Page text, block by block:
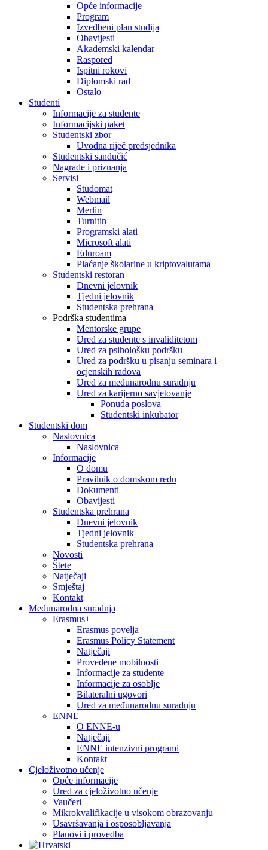
Opće informacije
Program
Izvedbeni plan studija
Obavijesti
Akademski kalendar
Raspored
Ispitni rokovi
Diplomski rad
Ostalo
Studenti
Informacije za studente
Informacijski paket
Studentski zbor
Uvodna riječ predsjednika
Studentski sandučić
Nagrade i priznanja
Servisi
Studomat
Webmail
Merlin
Turnitin
Programski alati
Microsoft alati
Eduroam
Plaćanje školarine u kriptovalutama
Studentski restoran
Dnevni jelovnik
Tjedni jelovnik
Studentska prehrana
Podrška studentima
Mentorske grupe
Ured za studente s invaliditetom
Ured za psihološku podršku
Ured za podršku u pisanju seminara i
ocjenskih radova
Ured za međunarodnu suradnju
Ured za karijerno savjetovanje
Ponuda poslova
Studentski inkubator
Studentski dom
Naslovnica
Naslovnica
Informacije
O domu
Pravilnik o domskom redu
Dokumenti
Obavijesti
Studentska prehrana
Dnevni jelovnik
Tjedni jelovnik
Studentska prehrana
Novosti
Štete
Natječaji
Smještaj
Kontakt
Međunarodna suradnja
Erasmus+
Erasmus povelja
Erasmus Policy Statement
Natječaji
Provedene mobilnosti
Informacije za studente
Informacije za osoblje
Bilateralni ugovori
Ured za međunarodnu suradnju
ENNE
O ENNE-u
Natječaji
ENNE intenzivni programi
Kontakt
Cjeloživotno učenje
Opće informacije
Ured za cjeloživotno učenje
Vaučeri
Mikrokvalifikacije u visokom obrazovanju
Usavršavanja i osposobljavanja
Planovi i provedba